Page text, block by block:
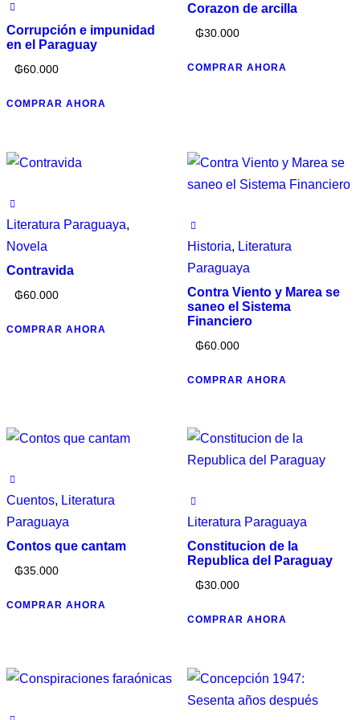
Corrupción e impunidad
en el Paraguay
₲60.000
COMPRAR AHORA
Corazon de arcilla
₲30.000
COMPRAR AHORA
Literatura Paraguaya,
Novela
Contravida
₲60.000
COMPRAR AHORA
Historia, Literatura
Paraguaya
Contra Viento y Marea se
saneo el Sistema
Financiero
₲60.000
COMPRAR AHORA
Cuentos, Literatura
Paraguaya
Contos que cantam
₲35.000
COMPRAR AHORA
Literatura Paraguaya
Constitucion de la
Republica del Paraguay
₲30.000
COMPRAR AHORA